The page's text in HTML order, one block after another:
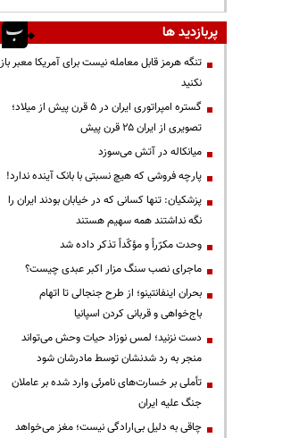
پربازدید ها
تنگه هرمز قابل معامله نیست برای آمریکا معبر باز
نکنید
گستره امپراتوری ایران در ۵ قرن پیش از میلاد؛
تصویری از ایران ۲۵ قرن پیش
میانکاله در آتش می‌سوزد
پارچه فروشی که هیچ نسبتی با بانک آینده ندارد!
پزشکیان: تنها کسانی که در خیابان بودند ایران را
نگه نداشتند همه سهیم هستند
وحدت مکرّراً و مؤکّداً تذکر داده شد
ماجرای نصب سنگ مزار اکبر عبدی چیست؟
بحران اینفانتینو؛ از طرح جنجالی تا اتهام
باج‌خواهی و قربانی کردن اسپانیا
دست نزنید؛ لمس نوزاد حیات وحش می‌تواند
منجر به رد شدنشان توسط مادرشان شود
تأملی بر خسارت‌های نامرئی وارد شده بر عاملان
جنگ علیه ایران
چاقی به دلیل بی‌ارادگی نیست؛ مغز می‌خواهد